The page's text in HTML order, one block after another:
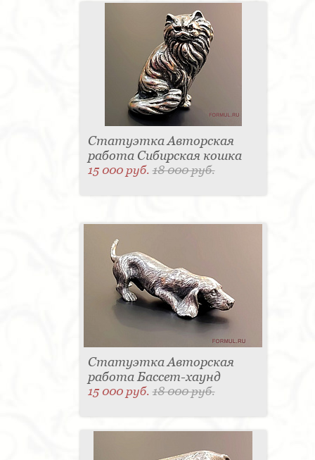
Статуэтка Авторская
работа Сибирская кошка
15 000 руб.18 000 руб.
Статуэтка Авторская
работа Бассет-хаунд
15 000 руб.18 000 руб.